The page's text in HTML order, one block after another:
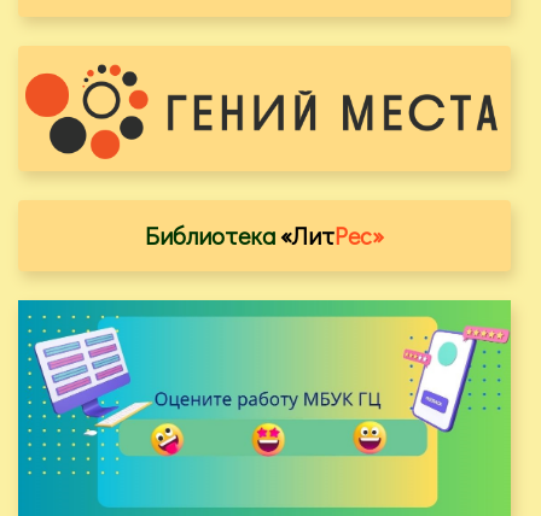
Библиотека«ЛитРес»